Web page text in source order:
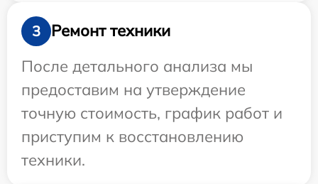
3
Ремонт техники
После детального анализа мы
предоставим на утверждение
точную стоимость, график работ и
приступим к восстановлению
техники.